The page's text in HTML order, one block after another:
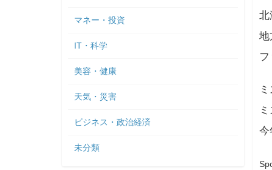
北
地
今
マネー・投資
IT・科学
美容・健康
天気・災害
ビジネス・政治経済
未分類